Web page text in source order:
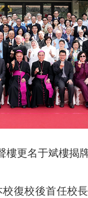
更名于斌樓揭
校復校後首任校